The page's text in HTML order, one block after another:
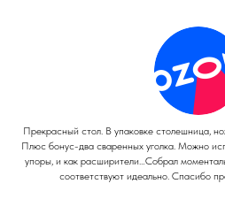
Прекрасный стол. В упаковке столешница,
Плюс бонус-два сваренных уголка. Можно
упоры, и как расширители…Собрал
соответствуют идеально. Спасибо